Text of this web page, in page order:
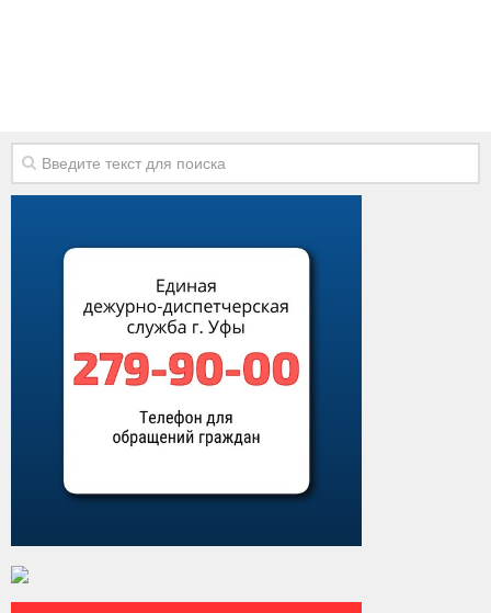
Конкурсы
Фотогалерея
Обращения
Вакансии